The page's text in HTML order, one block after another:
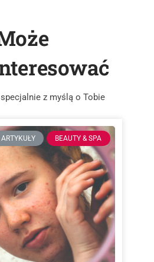
z myślą o Tobie
ARTYKUŁY BEAUTY & SPA